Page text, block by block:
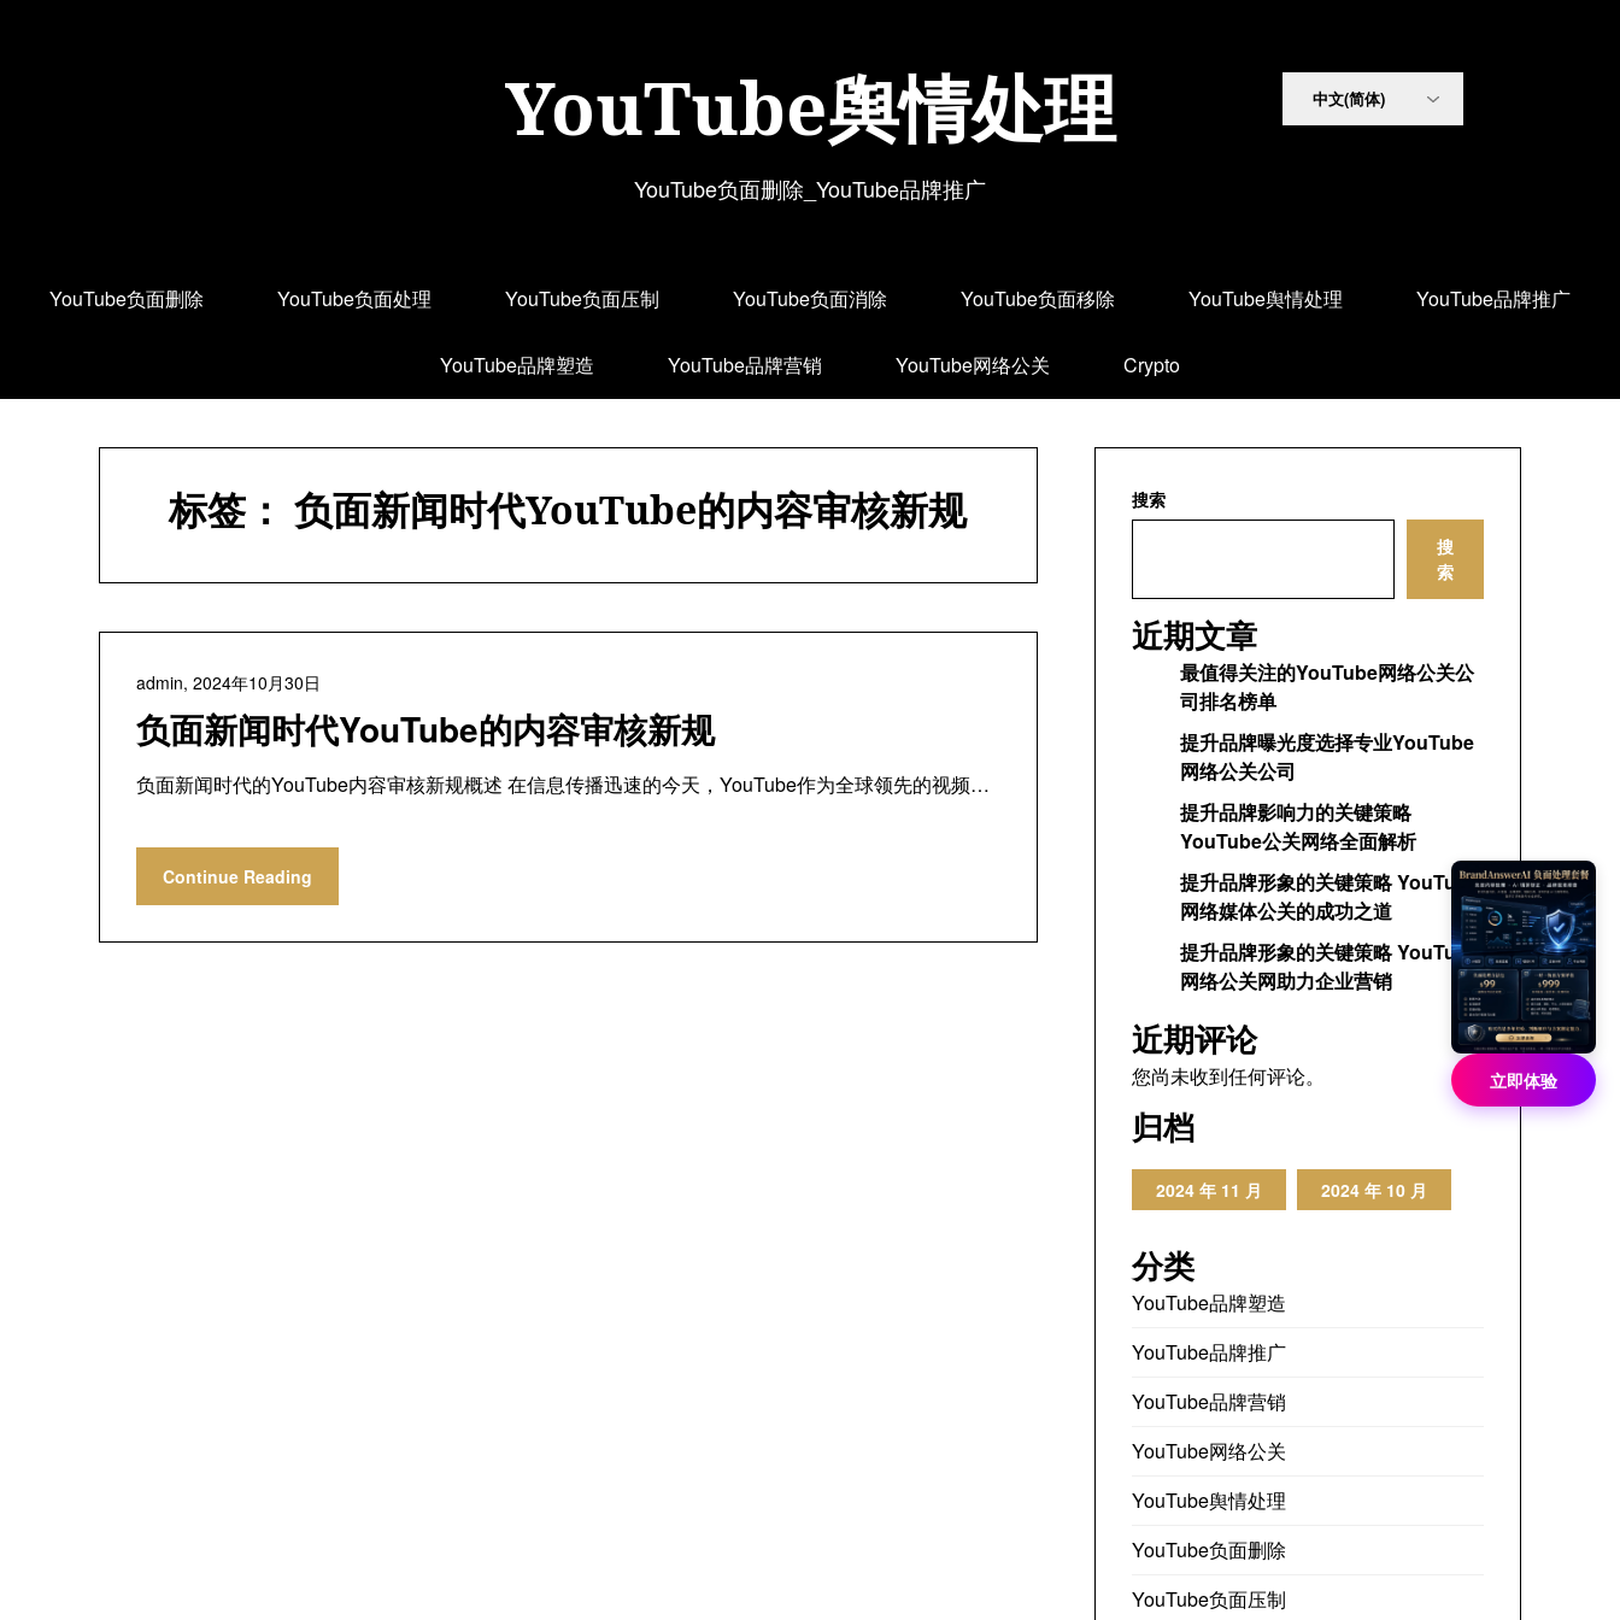
YouTube舆情处理
YouTube负面删除_YouTube品牌推广
YouTube负面删除 YouTube负面处理 YouTube负面压制 YouTube负面消除 YouTube负面移除 YouTube舆情处理 YouTube品牌推广
YouTube品牌塑造 YouTube品牌营销 YouTube网络公关 Crypto
标签：负面新闻时代YouTube的内容审核新规
负面新闻时代YouTube的内容审核新规
admin, 2024年10月30日
负面新闻时代的YouTube内容审核新规概述 在信息传播迅速的今天，YouTube作为全球领先的视频…
Continue Reading
搜索
搜
索
近期文章
最值得关注的YouTube网络公关公
司排名榜单
提升品牌曝光度选择专业YouTube
网络公关公司
提升品牌影响力的关键策略
YouTube公关网络全面解析
提升品牌形象的关键策略 YouTube
网络媒体公关的成功之道
提升品牌形象的关键策略 YouTube
网络公关网助力企业营销
近期评论
您尚未收到任何评论。
归档
2024 年 11 月 2024 年 10 月
分类
YouTube品牌塑造
YouTube品牌推广
YouTube品牌营销
YouTube网络公关
YouTube舆情处理
YouTube负面删除
YouTube负面压制
立即体验